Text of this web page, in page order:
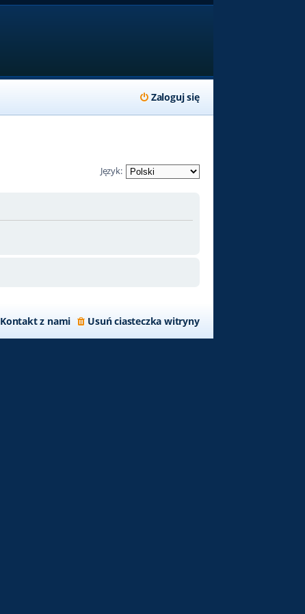
Zaloguj się
Język:
Usuń ciasteczka witryny
Kontakt z nami